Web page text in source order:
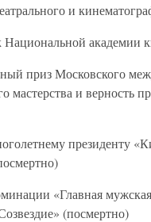
и
академии
приз Московского
мастерства и
президенту
«Главная
(посмертно)